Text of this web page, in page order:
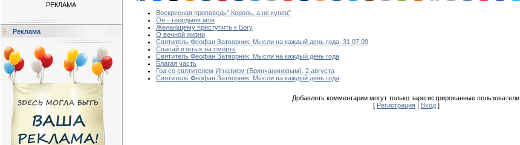
РЕКЛАМА
Реклама
Воскресная проповедь" Король, а не купец"
Он - твердыня моя
Желающему приступить к Богу
О вечной жизни
Святитель Феофан Затворник. Мысли на каждый день года. 31.07.09
Спасай взятых на смерть
Святитель Феофан Затворник. Мысли на каждый день года
Благая часть
Год со святителем Игнатием (Брянчаниновым). 2 августа
Святитель Феофан Затворник. Мысли на каждый день года
Добавлять комментарии могут только зарегистрированные пользователи.
[ Регистрация | Вход ]